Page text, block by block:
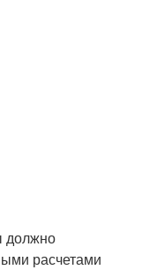
должно
расчетами